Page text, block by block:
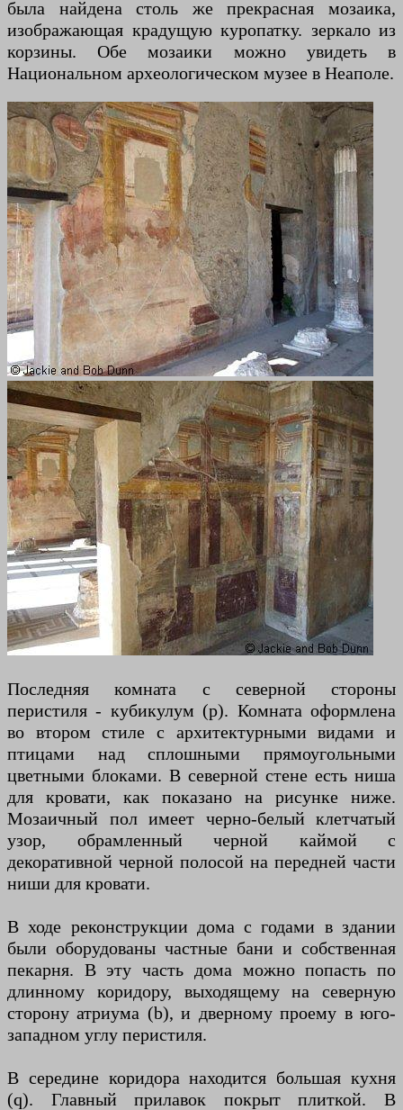
была найдена столь же прекрасная мозаика,
изображающая крадущую куропатку. зеркало из
корзины. Обе мозаики можно увидеть в
Национальном археологическом музее в Неаполе.
Последняя комната с северной стороны
перистиля - кубикулум (p). Комната оформлена
во втором стиле с архитектурными видами и
птицами над сплошными прямоугольными
цветными блоками. В северной стене есть ниша
для кровати, как показано на рисунке ниже.
Мозаичный пол имеет черно-белый клетчатый
узор, обрамленный черной каймой с
декоративной черной полосой на передней части
ниши для кровати.
В ходе реконструкции дома с годами в здании
были оборудованы частные бани и собственная
пекарня. В эту часть дома можно попасть по
длинному коридору, выходящему на северную
сторону атриума (b), и дверному проему в юго-
западном углу перистиля.
В середине коридора находится большая кухня
(q). Главный прилавок покрыт плиткой. В